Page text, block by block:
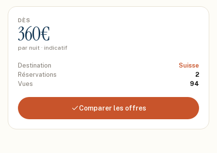
DÈS
360€
par nuit · indicatif
Destination
Suisse
Réservations
2
Vues
94
Comparer les offres